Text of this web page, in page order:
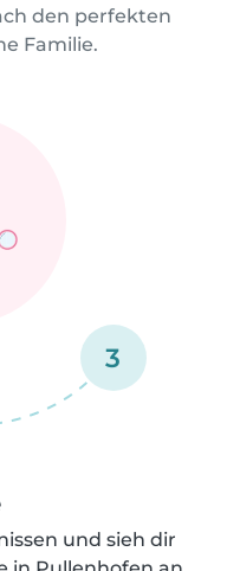
den perfekten
Familie.
3
und sieh dir